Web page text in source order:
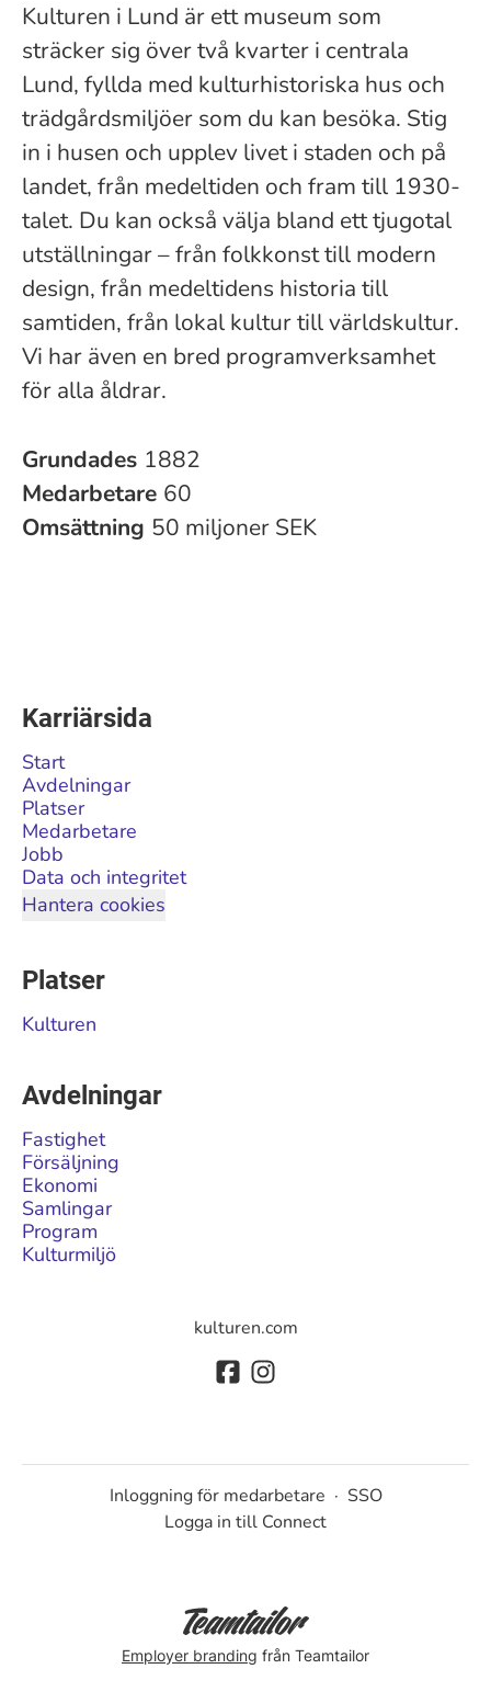
Kulturen i Lund är ett museum som
sträcker sig över två kvarter i centrala
Lund, fyllda med kulturhistoriska hus och
trädgårdsmiljöer som du kan besöka. Stig
in i husen och upplev livet i staden och på
landet, från medeltiden och fram till 1930-
talet. Du kan också välja bland ett tjugotal
utställningar – från folkkonst till modern
design, från medeltidens historia till
samtiden, från lokal kultur till världskultur.
Vi har även en bred programverksamhet
för alla åldrar.
Grundades 1882
Medarbetare 60
Omsättning 50 miljoner SEK
Karriärsida
Start
Avdelningar
Platser
Medarbetare
Jobb
Data och integritet
Hantera cookies
Platser
Kulturen
Avdelningar
Fastighet
Försäljning
Ekonomi
Samlingar
Program
Kulturmiljö
kulturen.com
Inloggning för medarbetare · SSO
Logga in till Connect
Employer branding från Teamtailor